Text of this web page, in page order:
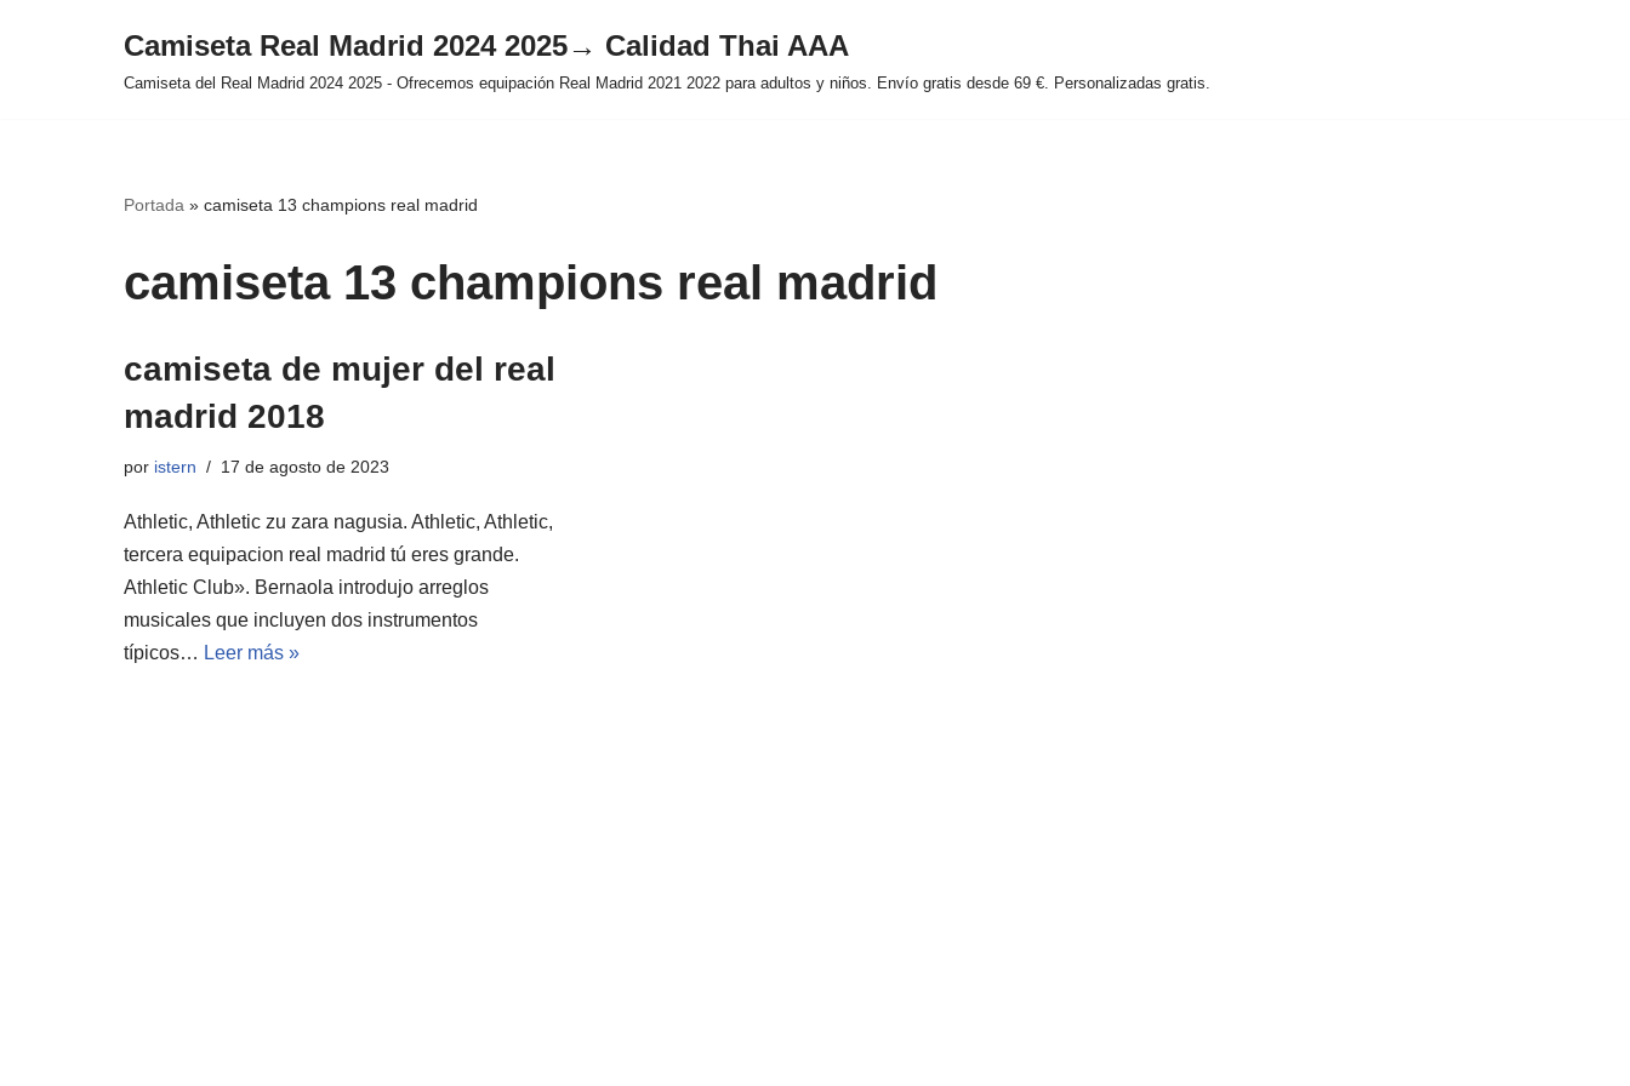
Camiseta Real Madrid 2024 2025→ Calidad Thai AAA
Camiseta del Real Madrid 2024 2025 - Ofrecemos equipación Real Madrid 2021 2022 para adultos y niños. Envío gratis desde 69 €. Personalizadas gratis.
Portada » camiseta 13 champions real madrid
camiseta 13 champions real madrid
camiseta de mujer del real
madrid 2018
por istern 17 de agosto de 2023
Athletic, Athletic zu zara nagusia. Athletic, Athletic,
tercera equipacion real madrid tú eres grande.
Athletic Club». Bernaola introdujo arreglos
musicales que incluyen dos instrumentos
típicos… Leer más »